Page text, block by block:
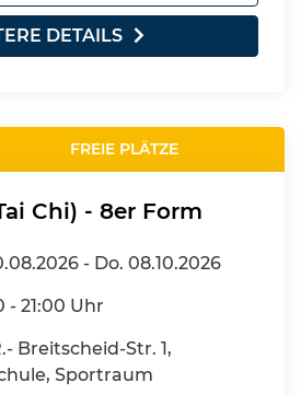
DETAILS
FREIE PLÄTZE
Chi) - 8er Form
- Do. 08.10.2026
- 21:00 Uhr
Breitscheid-Str. 1,
Sportraum